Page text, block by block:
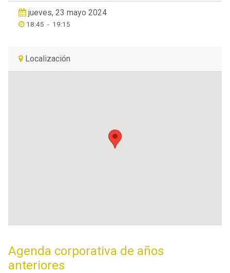
jueves, 23 mayo 2024
18:45 - 19:15
Localización
Agenda corporativa de años
anteriores